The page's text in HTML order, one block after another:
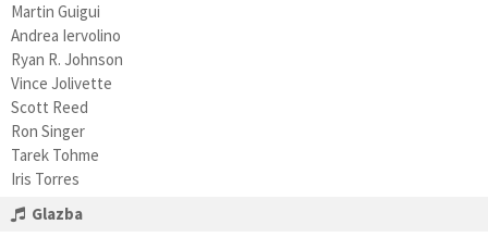
Martin Guigui
Andrea Iervolino
Ryan R. Johnson
Vince Jolivette
Scott Reed
Ron Singer
Tarek Tohme
Iris Torres
Glazba